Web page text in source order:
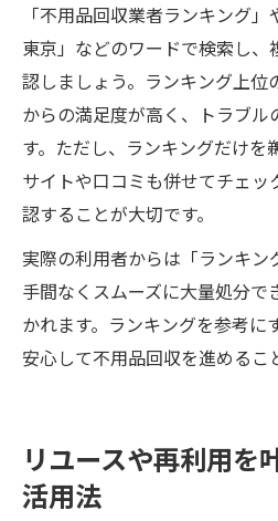
「不用品回収業者ランキング
東京」などのワードで検索し
認しましょう。ランキング上位
からの満足度が高く、トラブル
す。ただし、ランキングだけを
サイトや口コミも併せてチェ
認することが大切です。
実際の利用者からは「ランキン
手間なくスムーズに大量処分で
かれます。ランキングを参考に
安心して不用品回収を進めるこ
リユースや再利用を
活用法